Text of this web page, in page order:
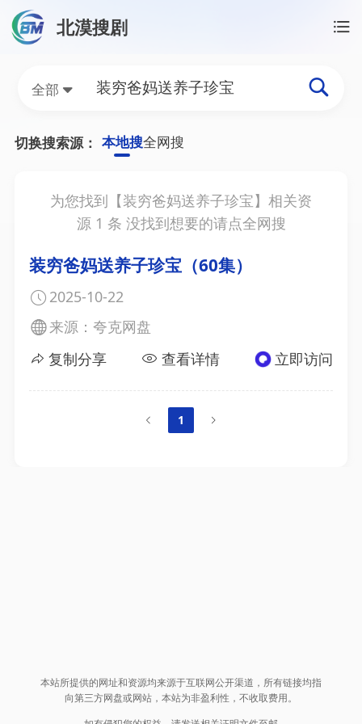
北漠搜剧
全部
装穷爸妈送养子珍宝网盘
切换搜索源： 本地搜全网搜
为您找到【装穷爸妈送养子珍宝】相关资
源1 条 没找到想要的请点全网搜
装穷爸妈送养子珍宝（60集）
2025-10-22
来源：夸克网盘
复制分享
查看详情 立即访问
1
本站所提供的网址和资源均来源于互联网公开渠道，所有链接均指
向第三方网盘或网站，本站为非盈利性，不收取费用。